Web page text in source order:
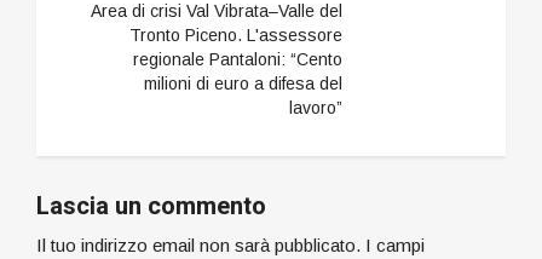
legate alle iniziative
d’impresa, start-up e
microcredito.…
Area di crisi Val Vibrata–Valle del
Tronto Piceno. L'assessore
regionale Pantaloni: “Cento
milioni di euro a difesa del
lavoro”
Lascia un commento
Il tuo indirizzo email non sarà pubblicato. I campi